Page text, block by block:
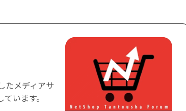
たメディアサ
います。